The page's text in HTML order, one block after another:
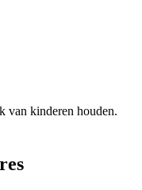
van kinderen houden.